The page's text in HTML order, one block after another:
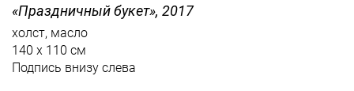
«Праздничный букет», 2017
холст, масло
140 x 110 см
Подпись внизу слева